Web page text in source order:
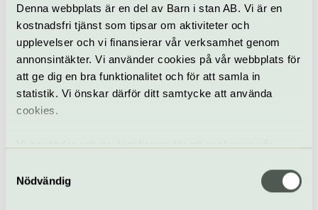
Denna webbplats är en del av Barn i stan AB. Vi är en
kostnadsfri tjänst som tipsar om aktiviteter och
upplevelser och vi finansierar vår verksamhet genom
annonsintäkter. Vi använder cookies på vår webbplats för
att ge dig en bra funktionalitet och för att samla in
statistik. Vi önskar därför ditt samtycke att använda
cookies.
samt tillhandahålla funktioner för sociala medier. Vi
vidarebefordrar även sådana identifierare och annan
Nödvändig
Offentlig konst i Stockholm